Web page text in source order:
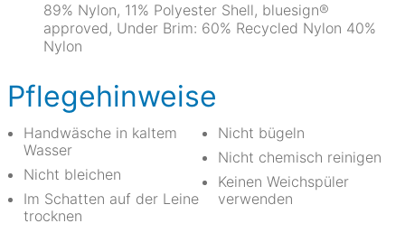
89% Nylon, 11% Polyester Shell, bluesign®
approved, Under Brim: 60% Recycled Nylon 40%
Nylon
Pflegehinweise
Handwäsche in kaltem
Wasser
Nicht bleichen
Im Schatten auf der Leine
trocknen
Nicht bügeln
Nicht chemisch reinigen
Keinen Weichspüler
verwenden